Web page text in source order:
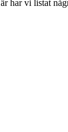
har vi listat